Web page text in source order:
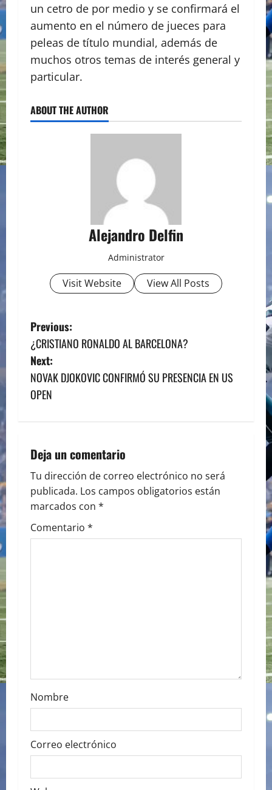
un cetro de por medio y se confirmará el
aumento en el número de jueces para
peleas de título mundial, además de
muchos otros temas de interés general y
particular.
ABOUT THE AUTHOR
Alejandro Delfin
Administrator
Visit Website View All Posts
P
o
s
t
a
v
i
g
Previous:
¿CRISTIANO RONALDO AL BARCELONA?
Next:
NOVAK DJOKOVIC CONFIRMÓ SU PRESENCIA EN US
OPEN
Deja un comentario
Tu dirección de correo electrónico no será
publicada. Los campos obligatorios están
marcados con *
Comentario *
Nombre
Correo electrónico